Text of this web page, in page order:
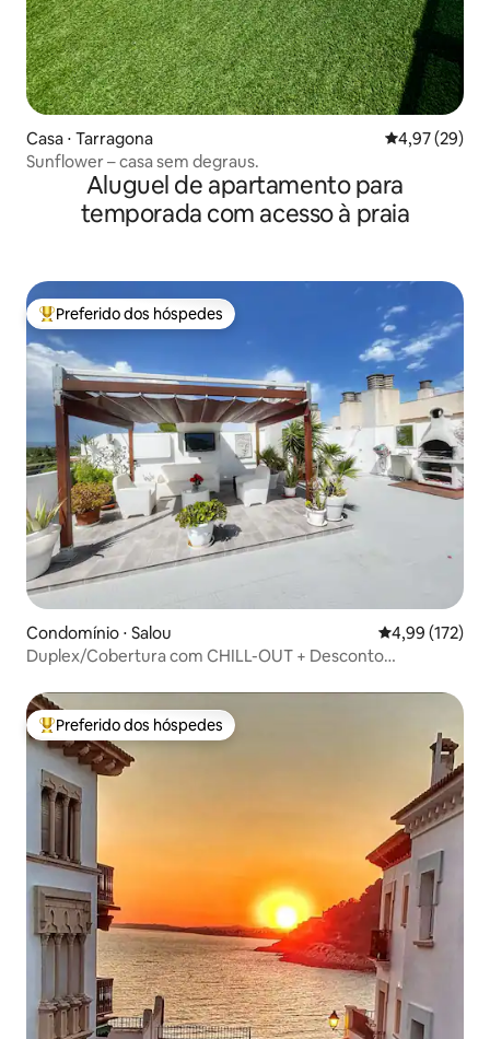
Casa ⋅ Tarragona 4,97 de uma
4,97 (29)
Sunflower – casa sem degraus.
Aluguel de apartamento para
temporada com acesso à praia
Entre os melhores preferidos dos hóspedes
Preferido dos hóspedes
Condomínio ⋅ Salou 4,99 de uma
4,99 (172)
Duplex/Cobertura com CHILL-OUT + Desconto
Entre os melhores preferidos dos hóspedes
Preferido dos hóspedes